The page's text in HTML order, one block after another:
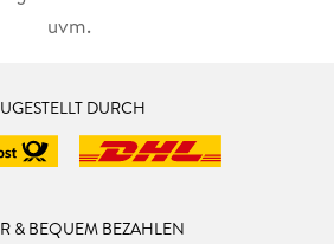
uvm.
DURCH
& BEQUEM BEZAHLEN